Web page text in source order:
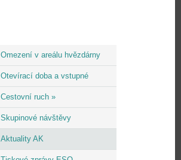
Omezení v areálu hvězdárny
Otevírací doba a vstupné
Cestovní ruch »
Skupinové návštěvy
Aktuality AK